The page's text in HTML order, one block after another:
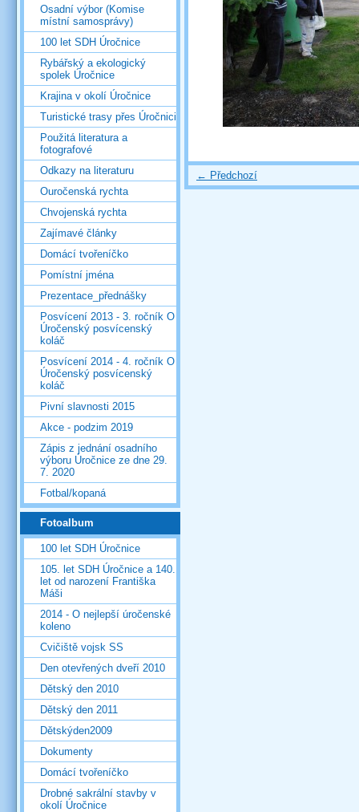
← Předchozí
Osadní výbor (Komise
místní samosprávy)
100 let SDH Úročnice
Rybářský a ekologický
spolek Úročnice
Krajina v okolí Úročnice
Turistické trasy přes Úročnici
Použitá literatura a
fotografové
Odkazy na literaturu
Ouročenská rychta
Chvojenská rychta
Zajímavé články
Domácí tvořeníčko
Pomístní jména
Prezentace_přednášky
Posvícení 2013 - 3. ročník O
Úročenský posvícenský
koláč
Posvícení 2014 - 4. ročník O
Úročenský posvícenský
koláč
Pivní slavnosti 2015
Akce - podzim 2019
Zápis z jednání osadního
výboru Úročnice ze dne 29.
7. 2020
Fotbal/kopaná
Fotoalbum
100 let SDH Úročnice
105. let SDH Úročnice a 140.
let od narození Františka
Máši
2014 - O nejlepší úročenské
koleno
Cvičiště vojsk SS
Den otevřených dveří 2010
Dětský den 2010
Dětský den 2011
Dětskýden2009
Dokumenty
Domácí tvořeníčko
Drobné sakrální stavby v
okolí Úročnice